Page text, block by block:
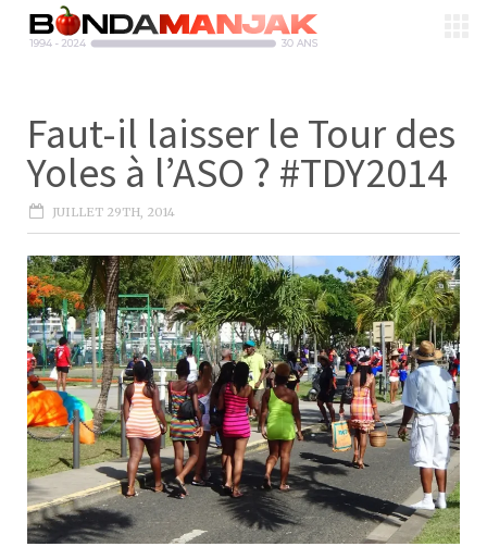
Faut-il laisser le Tour des
Yoles à l’ASO ? #TDY2014
JUILLET 29TH, 2014